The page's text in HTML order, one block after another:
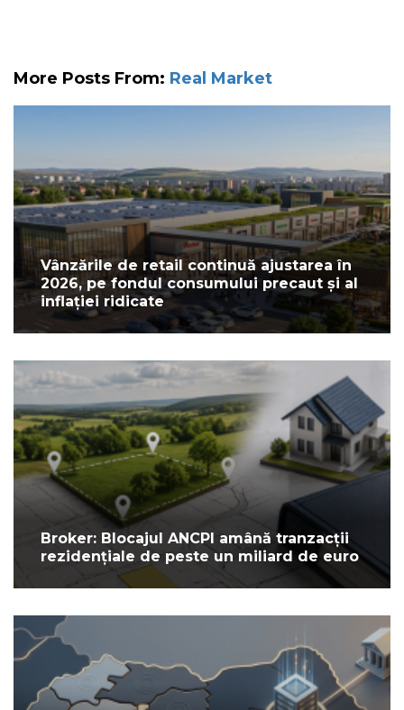
More Posts From: Real Market
Vânzările de retail continuă ajustarea în
2026, pe fondul consumului precaut și al
inflației ridicate
Broker: Blocajul ANCPI amână tranzacții
rezidențiale de peste un miliard de euro